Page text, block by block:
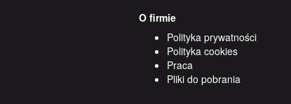
O firmie
Polityka prywatności
Polityka cookies
Praca
Pliki do pobrania